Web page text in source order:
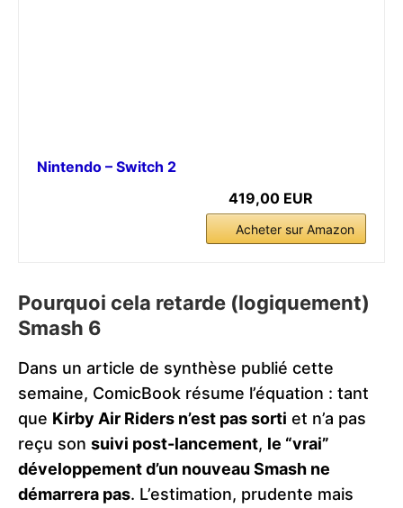
Nintendo – Switch 2
419,00 EUR
Acheter sur Amazon
Pourquoi cela retarde (logiquement)
Smash 6
Dans un article de synthèse publié cette
semaine, ComicBook résume l’équation : tant
que Kirby Air Riders n’est pas sorti et n’a pas
reçu son suivi post-lancement, le “vrai”
développement d’un nouveau Smash ne
démarrera pas. L’estimation, prudente mais